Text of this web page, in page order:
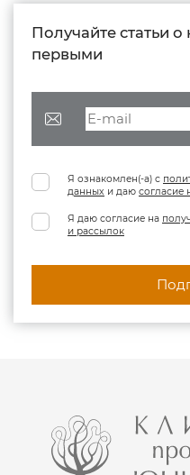
Получайте статьи
первыми
Я ознакомлен(-а) с
данных и даю согласие
Я даю согласие на
и рассылок